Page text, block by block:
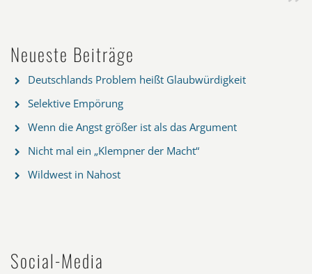
Neueste Beiträge
Deutschlands Problem heißt Glaubwürdigkeit
Selektive Empörung
Wenn die Angst größer ist als das Argument
Nicht mal ein „Klempner der Macht“
Wildwest in Nahost
Social-Media